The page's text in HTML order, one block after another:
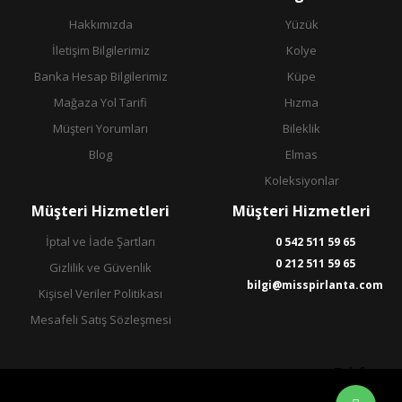
Hakkımızda
İletişim Bilgilerimiz
Banka Hesap Bilgilerimiz
Mağaza Yol Tarifi
Müşteri Yorumları
Blog
Yüzük
Kolye
Küpe
Hızma
Bileklik
Elmas
Koleksiyonlar
Müşteri Hizmetleri
İptal ve İade Şartları
Gizlilik ve Güvenlik
Kişisel Veriler Politikası
Mesafeli Satış Sözleşmesi
Müşteri Hizmetleri
0 542 511 59 65
0 212 511 59 65
bilgi@misspirlanta.com